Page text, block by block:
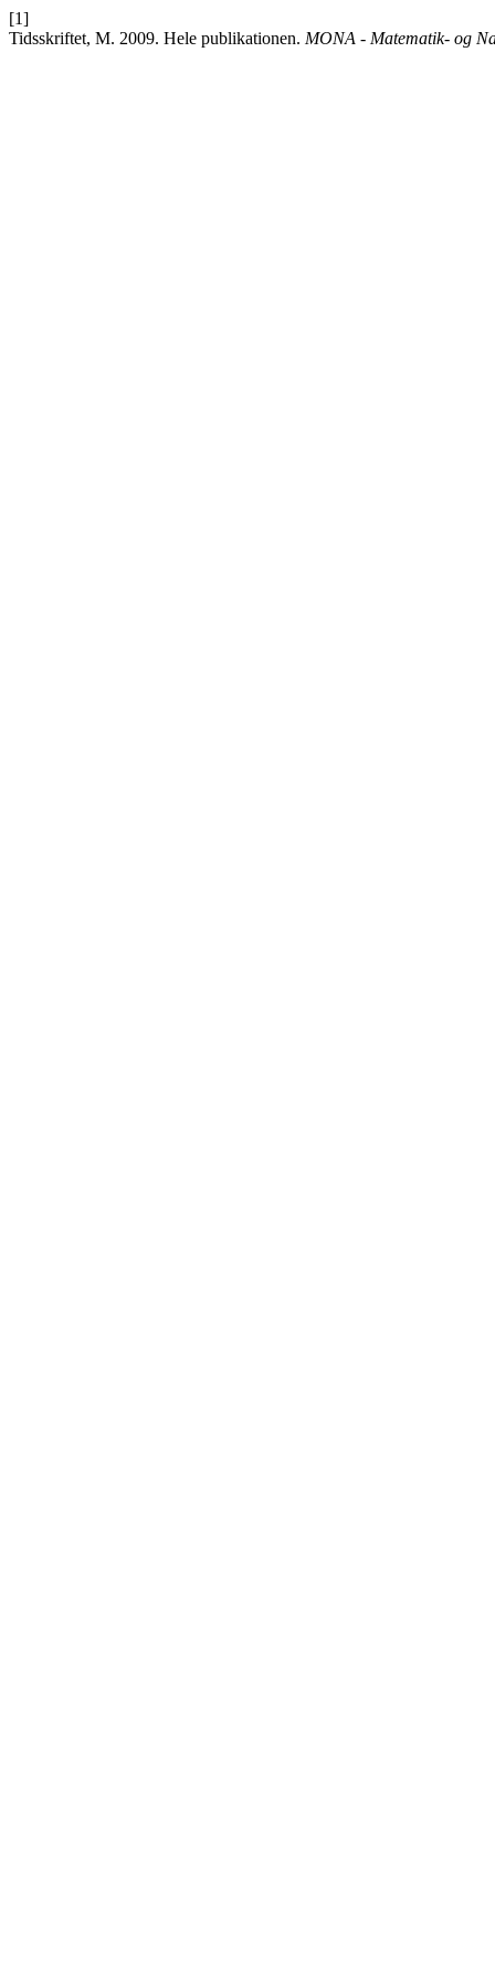
[1]
Tidsskriftet, M. 2009. Hele publikationen. MONA - Matematik- og